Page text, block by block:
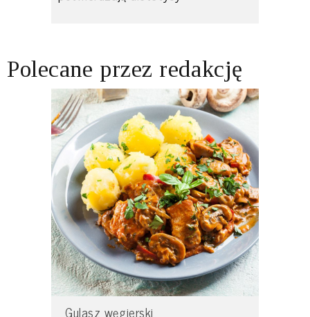
Polecane przez redakcję
Gulasz węgierski